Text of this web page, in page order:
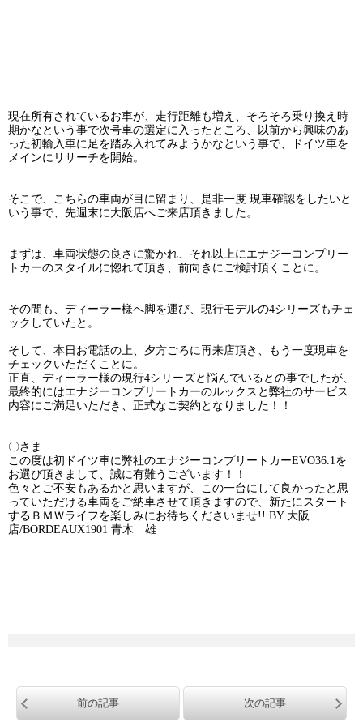
現在所有されているお車が、走行距離も増え、そろそろ乗り換え時
期かなという事で次号車の選定に入ったところ、以前から興味のあ
った初輸入車に足を踏み入れてみようかなという事で、ドイツ車を
メインにリサーチを開始。
そこで、こちらの車両が目に留まり、是非一度 現車確認をしたいと
いう事で、先週末に大阪店へご来店頂きました。
まずは、車両状態の良さに驚かれ、それ以上にエナジーコンプリー
トカーのスタイルに惚れて頂き、前向きにご検討頂くことに。
その間も、ディーラー様へ脚を運び、現行モデルの4シリーズもチェ
ックしていたと。
そして、本日お電話の上、夕方ごろに再来店頂き、もう一度現車を
チェックいただくことに。
正直、ディーラー様の現行4シリーズと悩んでいるとの事でしたが、
最終的にはエナジーコンプリートカーのルックスと弊社のサービス
内容にご満足いただき、正式なご契約となりました！！
〇さま
この度は初ドイツ車に弊社のエナジーコンプリートカーEVO36.1を
お選び頂きまして、誠に有難うございます！！
色々とご不安もあるかと思いますが、この一台にして良かったと思
っていただける車両をご納車させて頂きますので、新たにスタート
するＢＭＷライフを楽しみにお待ちくださいませ!! BY 大阪
店/BORDEAUX1901 青木 雄
前の記事 次の記事